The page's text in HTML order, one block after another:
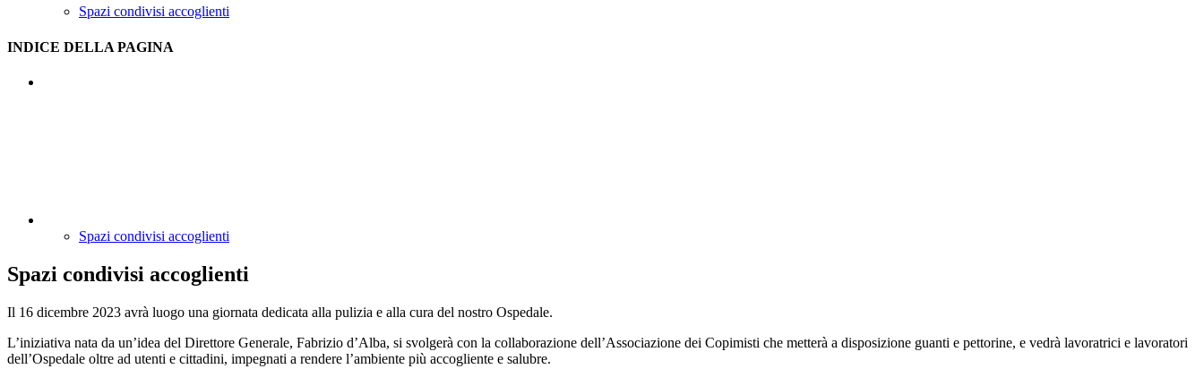
Spazi condivisi accoglienti
INDICE DELLA PAGINA
Spazi condivisi accoglienti
Spazi condivisi accoglienti
Il 16 dicembre 2023 avrà luogo una giornata dedicata alla pulizia e alla cura del nostro Ospedale.
L’iniziativa nata da un’idea del Direttore Generale, Fabrizio d’Alba, si svolgerà con la collaborazione dell’Associazione dei Copimisti che metterà a disposizione guanti e pettorine, e vedrà lavoratrici e lavoratori
dell’Ospedale oltre ad utenti e cittadini, impegnati a rendere l’ambiente più accogliente e salubre.